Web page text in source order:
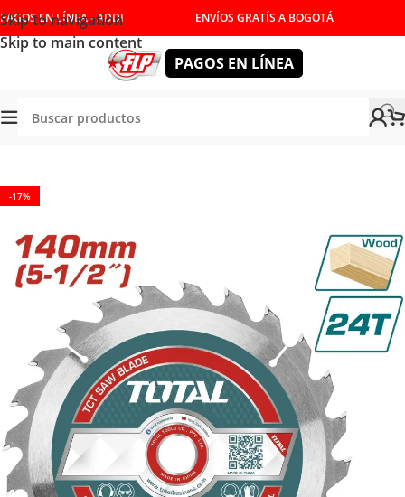
Skip to navigation
Skip to main content
PAGOS EN LÍNEA - ADDI ENVÍOS GRATÍS A BOGOTÁ
PAGOS EN LÍNEA
Tienda/ACCESORIOS
-17%